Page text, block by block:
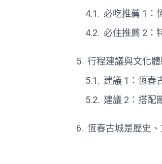
必吃推薦 1：
必住推薦 2：
行程建議與文化
建議 1：恆春
建議 2：搭配
恆春古城是歷史